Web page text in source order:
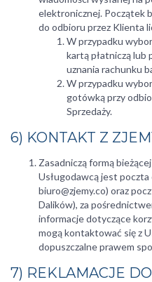
elektronicznej. Początek
do odbioru przez Klienta
W przypadku
kartą płatniczą lub
uznania rachunku
W przypadku
gotówką przy
Sprzedaży.
6) KONTAKT Z
Zasadniczą formą
Usługodawcą jest
biuro@zjemy.co) oraz
Dalików), za
informacje dotyczące
mogą kontaktować się z
dopuszczalne prawem
7) REKLAMACJE